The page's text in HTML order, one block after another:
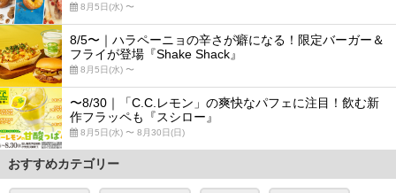
8月5日(水) 〜
8/5〜｜ハラペーニョの辛さが癖になる！限定バーガー＆
フライが登場『Shake Shack』
8月5日(水) 〜
〜8/30｜「C.C.レモン」の爽快なパフェに注目！飲む新
作フラッペも『スシロー』
8月5日(水) 〜 8月30日(日)
おすすめカテゴリー